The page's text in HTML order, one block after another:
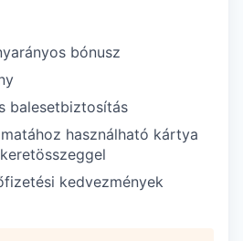
bónusz
balesetbiztosítás
használható kártya
kedvezmények